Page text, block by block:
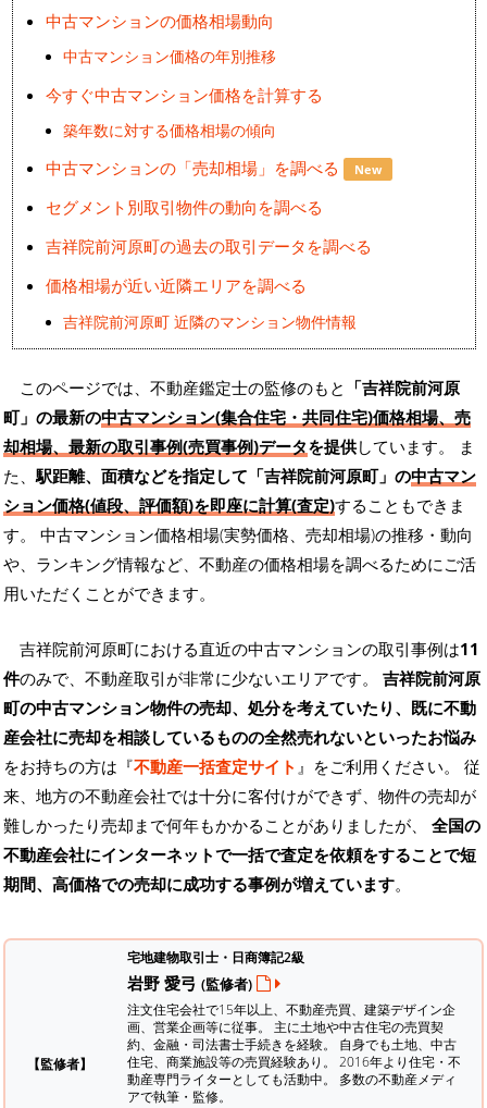
中古マンションの価格相場動向
中古マンション価格の年別推移
今すぐ中古マンション価格を計算する
築年数に対する価格相場の傾向
中古マンションの「売却相場」を調べる New
セグメント別取引物件の動向を調べる
吉祥院前河原町の過去の取引データを調べる
価格相場が近い近隣エリアを調べる
吉祥院前河原町 近隣のマンション物件情報
このページでは、不動産鑑定士の監修のもと 「吉祥院前河原
町」の最新の中古マンション(集合住宅・共同住宅)価格相場、売
却相場、最新の取引事例(売買事例)データを提供しています。 ま
た、駅距離、面積などを指定して「吉祥院前河原町」の中古マン
ション価格(値段、評価額)を即座に計算(査定)することもできま
す。 中古マンション価格相場(実勢価格、売却相場)の推移・動向
や、ランキング情報など、不動産の価格相場を調べるためにご活
用いただくことができます。
吉祥院前河原町における直近の中古マンションの取引事例は11
件のみで、不動産取引が非常に少ないエリアです。 吉祥院前河原
町の中古マンション物件の売却、処分を考えていたり、既に不動
産会社に売却を相談しているものの全然売れないといったお悩み
をお持ちの方は『不動産一括査定サイト 』をご利用ください。 従
来、地方の不動産会社では十分に客付けができず、物件の売却が
難しかったり売却まで何年もかかることがありましたが、 全国の
不動産会社にインターネットで一括で査定を依頼をすることで短
期間、高価格での売却に成功する事例が増えています。
【監修者】
宅地建物取引士・日商簿記2級
岩野 愛弓 (監修者)
注文住宅会社で15年以上、不動産売買、建築デザイン企
画、営業企画等に従事。 主に土地や中古住宅の売買契
約、金融・司法書士手続きを経験。 自身でも土地、中古
住宅、商業施設等の売買経験あり。 2016年より住宅・不
動産専門ライターとしても活動中。 多数の不動産メディ
アで執筆・監修。